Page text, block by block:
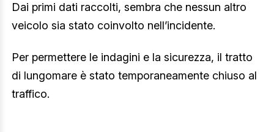
Dai primi dati raccolti, sembra che nessun altro
veicolo sia stato coinvolto nell’incidente.
Per permettere le indagini e la sicurezza, il tratto
di lungomare è stato temporaneamente chiuso al
traffico.